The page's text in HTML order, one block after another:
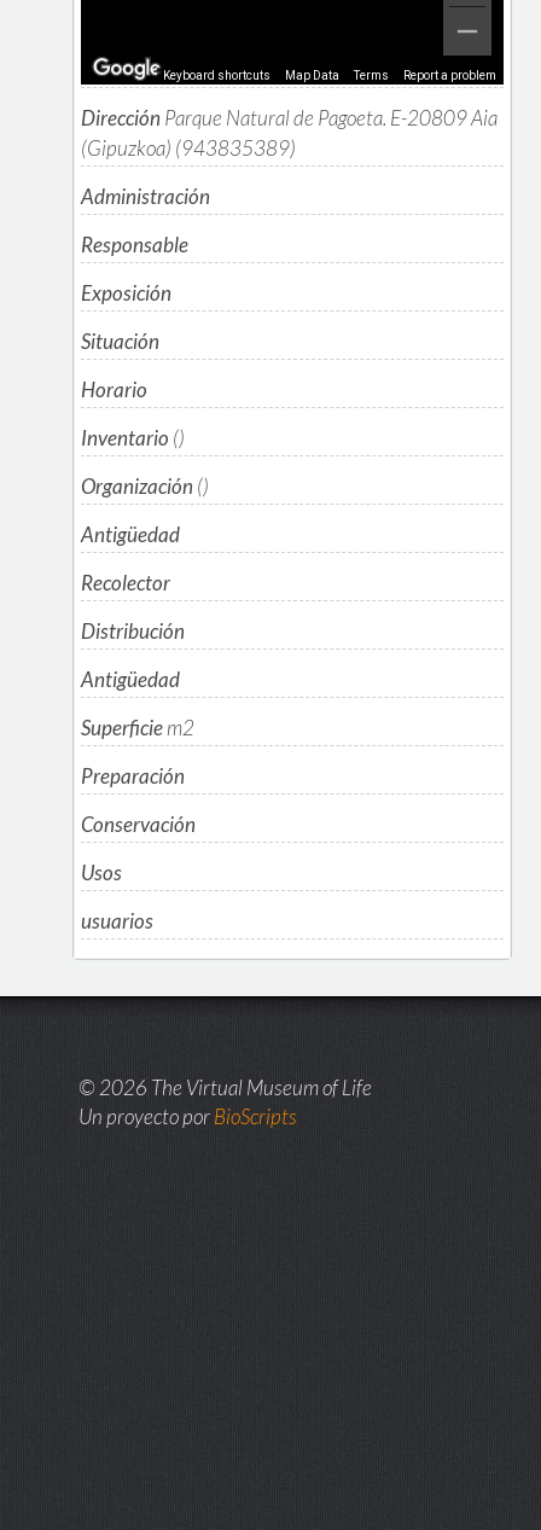
Keyboard shortcuts Map Data Terms Report a problem
Dirección Parque Natural de Pagoeta. E-20809 Aia
(Gipuzkoa) (943835389)
Administración
Responsable
Exposición
Situación
Horario
Inventario ()
Organización ()
Antigüedad
Recolector
Distribución
Antigüedad
Superficiem2
Preparación
Conservación
Usos
usuarios
© 2026 The Virtual Museum of Life
Un proyecto porBioScripts